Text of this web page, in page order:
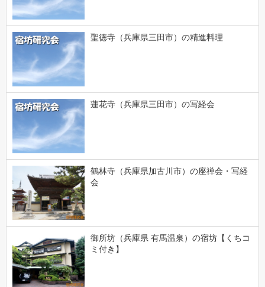
聖徳寺（兵庫県三田市）の精進料理
蓮花寺（兵庫県三田市）の写経会
鶴林寺（兵庫県加古川市）の座禅会・写経
会
御所坊（兵庫県 有馬温泉）の宿坊【くちコ
ミ付き】